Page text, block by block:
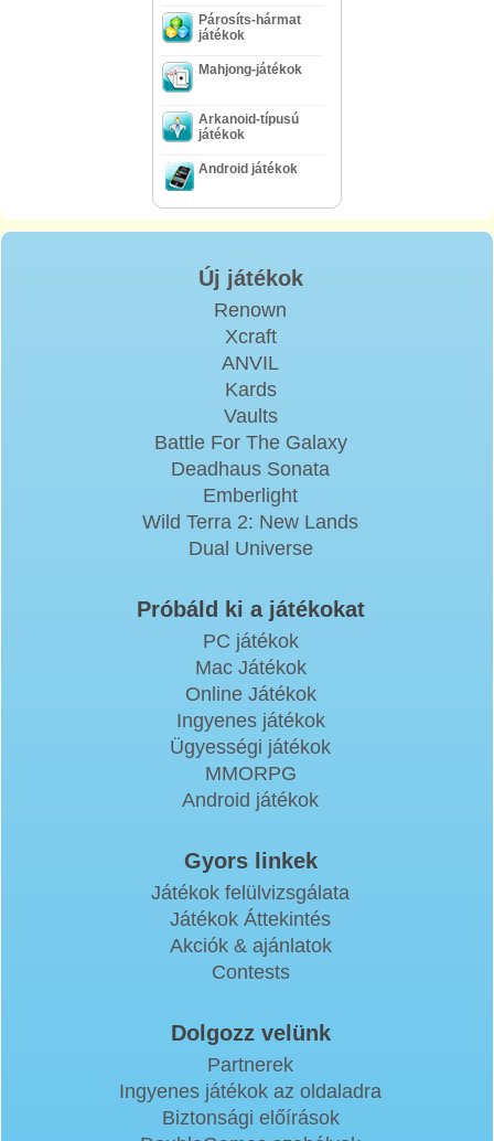
Párosíts-hármat
játékok
Mahjong-játékok
Arkanoid-típusú
játékok
Android játékok
Új játékok
Renown
Xcraft
ANVIL
Kards
Vaults
Battle For The Galaxy
Deadhaus Sonata
Emberlight
Wild Terra 2: New Lands
Dual Universe
Próbáld ki a játékokat
PC játékok
Mac Játékok
Online Játékok
Ingyenes játékok
Ügyességi játékok
MMORPG
Android játékok
Gyors linkek
Játékok felülvizsgálata
Játékok Áttekintés
Akciók & ajánlatok
Contests
Dolgozz velünk
Partnerek
Ingyenes játékok az oldaladra
Biztonsági előírások